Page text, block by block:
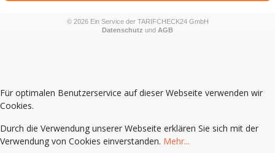
Für optimalen Benutzerservice auf dieser Webseite verwenden wir
Cookies.
Durch die Verwendung unserer Webseite erklären Sie sich mit der
Verwendung von Cookies einverstanden. Mehr...